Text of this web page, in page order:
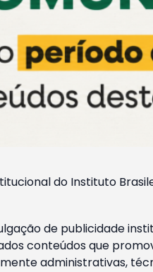
do Instituto
de publicidade
conteúdos que
administrativas,